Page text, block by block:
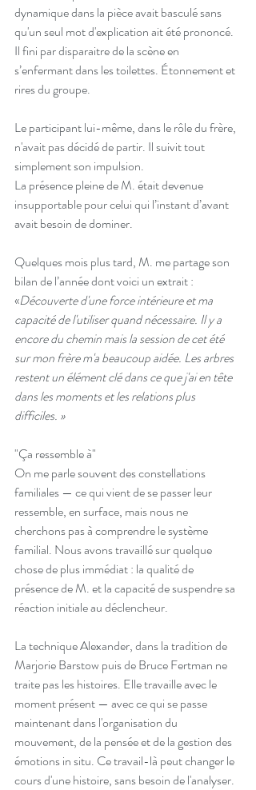
dynamique dans la pièce avait basculé sans
qu'un seul mot d'explication ait été prononcé.
Il fini par disparaitre de la scène en
s’enfermant dans les toilettes. Étonnement et
rires du groupe.
Le participant lui-même, dans le rôle du frère,
n'avait pas décidé de partir. Il suivit tout
simplement son impulsion.
La présence pleine de M. était devenue
insupportable pour celui qui l’instant d’avant
avait besoin de dominer.
Quelques mois plus tard, M. me partage son
bilan de l’année dont voici un extrait :
«Découverte d'une force intérieure et ma
capacité de l'utiliser quand nécessaire. Il y a
encore du chemin mais la session de cet été
sur mon frère m'a beaucoup aidée. Les arbres
restent un élément clé dans ce que j'ai en tête
dans les moments et les relations plus
difficiles. »
"Ça ressemble à"
On me parle souvent des constellations
familiales — ce qui vient de se passer leur
ressemble, en surface, mais nous ne
cherchons pas à comprendre le système
familial. Nous avons travaillé sur quelque
chose de plus immédiat : la qualité de
présence de M. et la capacité de suspendre sa
réaction initiale au déclencheur.
La technique Alexander, dans la tradition de
Marjorie Barstow puis de Bruce Fertman ne
traite pas les histoires. Elle travaille avec le
moment présent — avec ce qui se passe
maintenant dans l'organisation du
mouvement, de la pensée et de la gestion des
émotions in situ. Ce travail-là peut changer le
cours d'une histoire, sans besoin de l'analyser.